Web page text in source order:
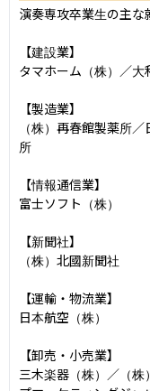
演奏専攻卒業生の主な
【建設業】
タマホーム（株）／大
【製造業】
（株）再春館製薬所
所
【情報通信業】
富士ソフト（株）
【新聞社】
（株）北國新聞社
【運輸・物流業】
日本航空（株）
【卸売・小売業】
三木楽器（株）／（